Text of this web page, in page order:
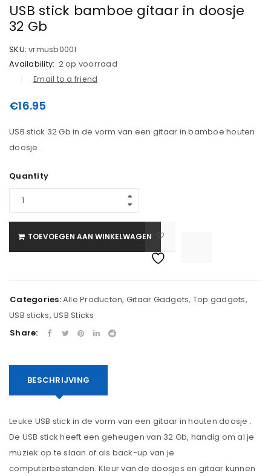
USB stick bamboe gitaar in doosje
32 Gb
SKU: vrmusb0001
Availability: 2 op voorraad
Email to a friend
€16.95
USB stick 32 Gb in de vorm van een gitaar in bamboe houten
doosje.
Quantity
TOEVOEGEN AAN WINKELWAGEN
Categories:Alle Producten, Gitaar Gadgets, Top gadgets,
USB sticks, USB Sticks
Share:
BESCHRIJVING
Leuke USB stick in de vorm van een gitaar in houten doosje .
De USB stick heeft een geheugen van 32 Gb, handig om al je
muziek op te slaan of als back-up van je
computerbestanden. Kleur van de doosjes en gitaar kunnen